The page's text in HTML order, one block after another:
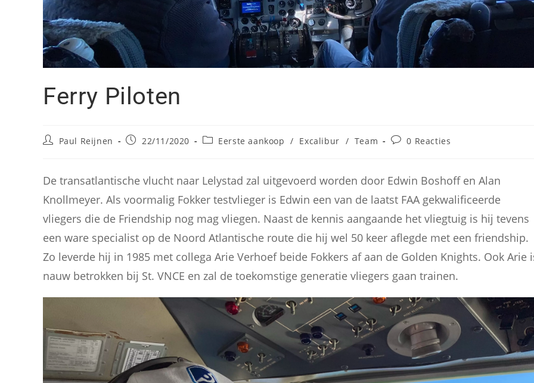
Ferry Piloten
Paul Reijnen 22/11/2020 Eerste aankoop / Excalibur / Team 0 Reacties
De transatlantische vlucht naar Lelystad zal uitgevoerd worden door Edwin Boshoff en Alan
Knollmeyer. Als voormalig Fokker testvlieger is Edwin een van de laatst FAA gekwalificeerde
vliegers die de Friendship nog mag vliegen. Naast de kennis aangaande het vliegtuig is hij tevens
een ware specialist op de Noord Atlantische route die hij wel 50 keer aflegde met een friendship.
Zo leverde hij in 1985 met collega Arie Verhoef beide Fokkers af aan de Golden Knights. Ook Arie
nauw betrokken bij St. VNCE en zal de toekomstige generatie vliegers gaan trainen.